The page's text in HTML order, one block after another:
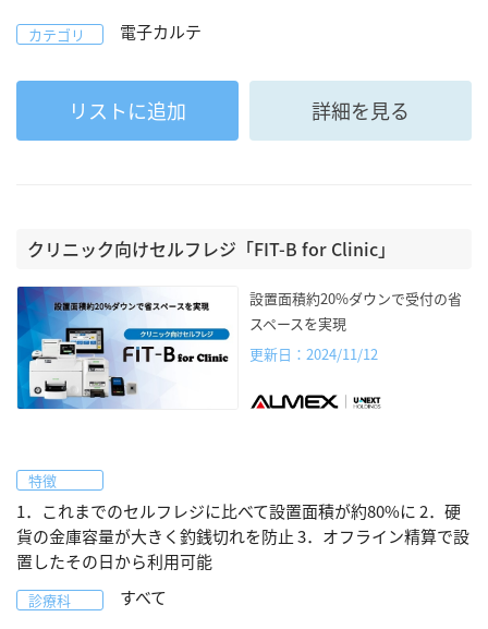
カテゴリ 電子カルテ
リストに追加 詳細を見る
クリニック向けセルフレジ「FIT-B for Clinic」
設置面積約20%ダウンで受付の省
スペースを実現
更新日：2024/11/12
特徴
1．これまでのセルフレジに比べて設置面積が約80%に 2．硬
貨の金庫容量が大きく釣銭切れを防止 3．オフライン精算で設
置したその日から利用可能
診療科 すべて